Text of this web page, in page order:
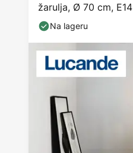
žarulja, Ø 70 cm, E14
Na lageru